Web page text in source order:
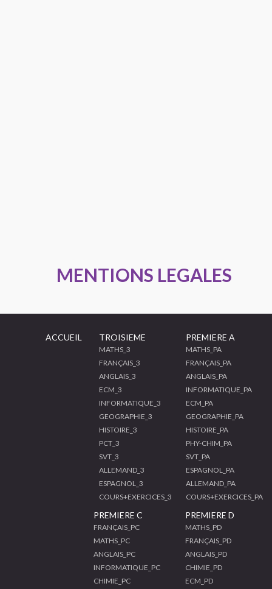
MENTIONS LEGALES
ACCUEIL TROISIEME
MATHS_3
FRANÇAIS_3
ANGLAIS_3
ECM_3
INFORMATIQUE_3
GEOGRAPHIE_3
HISTOIRE_3
PCT_3
SVT_3
ALLEMAND_3
ESPAGNOL_3
COURS+EXERCICES_3
PREMIERE A
MATHS_PA
FRANÇAIS_PA
ANGLAIS_PA
INFORMATIQUE_PA
ECM_PA
GEOGRAPHIE_PA
HISTOIRE_PA
PHY-CHIM_PA
SVT_PA
ESPAGNOL_PA
ALLEMAND_PA
COURS+EXERCICES_PA
PREMIERE C
FRANÇAIS_PC
MATHS_PC
ANGLAIS_PC
INFORMATIQUE_PC
CHIMIE_PC
PREMIERE D
MATHS_PD
FRANÇAIS_PD
ANGLAIS_PD
CHIMIE_PD
ECM_PD